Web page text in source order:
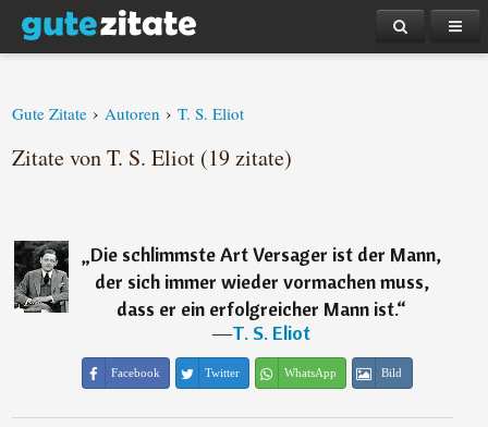
Gute Zitate › Autoren › T. S. Eliot
Zitate von T. S. Eliot (19 zitate)
„Die schlimmste Art Versager ist der Mann,
der sich immer wieder vormachen muss,
dass er ein erfolgreicher Mann ist.“
―T. S. Eliot
Facebook Twitter WhatsApp Bild